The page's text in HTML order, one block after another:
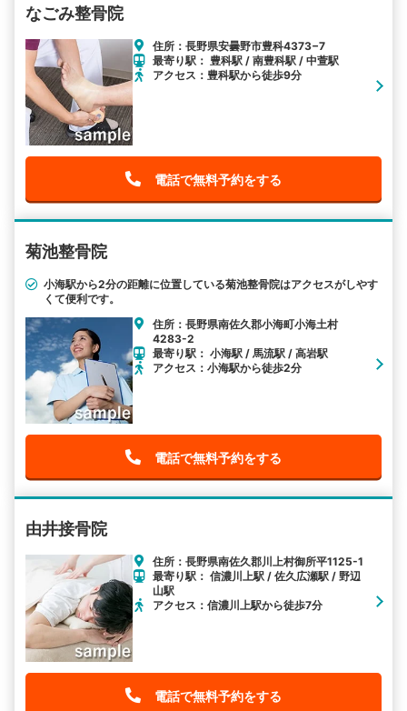
なごみ整骨院
住所：長野県安曇野市豊科4373−7
最寄り駅： 豊科駅 / 南豊科駅 / 中萱駅
アクセス：豊科駅から徒歩9分
電話で無料予約をする
菊池整骨院
小海駅から2分の距離に位置している菊池整骨院はアクセスがしやす
くて便利です。
住所：長野県南佐久郡小海町小海土村
4283-2
最寄り駅： 小海駅 / 馬流駅 / 高岩駅
アクセス：小海駅から徒歩2分
電話で無料予約をする
由井接骨院
住所：長野県南佐久郡川上村御所平1125-1
最寄り駅： 信濃川上駅 / 佐久広瀬駅 / 野辺
山駅
アクセス：信濃川上駅から徒歩7分
電話で無料予約をする